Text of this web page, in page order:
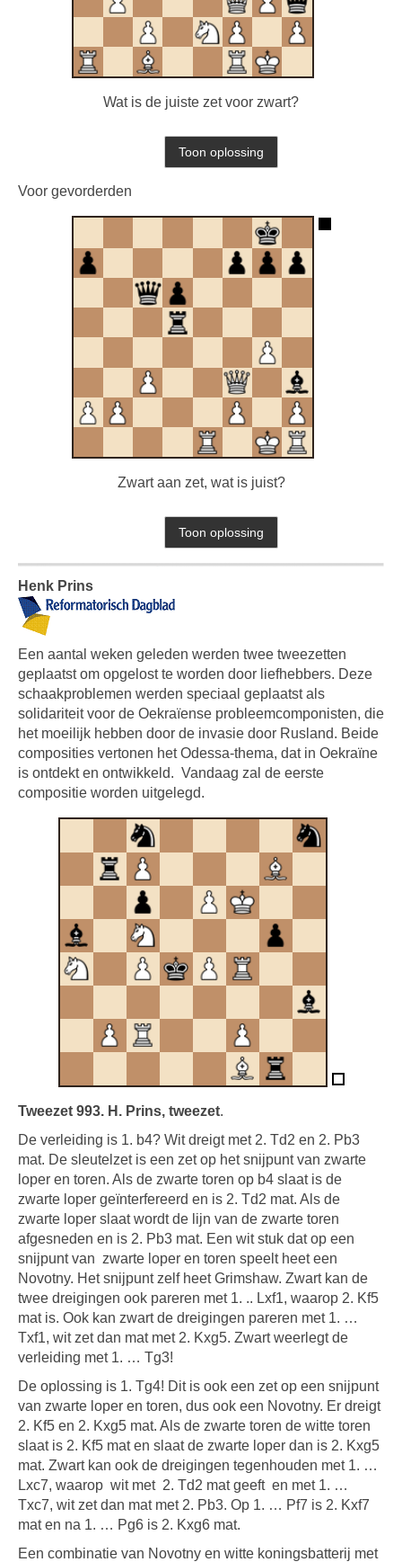
Wat is de juiste zet voor zwart?
Voor gevorderden
Zwart aan zet, wat is juist?
Henk Prins
Een aantal weken geleden werden twee tweezetten
geplaatst om opgelost te worden door liefhebbers. Deze
schaakproblemen werden speciaal geplaatst als
solidariteit voor de Oekraïense probleemcomponisten, die
het moeilijk hebben door de invasie door Rusland. Beide
composities vertonen het Odessa-thema, dat in Oekraïne
is ontdekt en ontwikkeld. Vandaag zal de eerste
compositie worden uitgelegd.
Tweezet 993. H. Prins, tweezet.
De verleiding is 1. b4? Wit dreigt met 2. Td2 en 2. Pb3
mat. De sleutelzet is een zet op het snijpunt van zwarte
loper en toren. Als de zwarte toren op b4 slaat is de
zwarte loper geïnterfereerd en is 2. Td2 mat. Als de
zwarte loper slaat wordt de lijn van de zwarte toren
afgesneden en is 2. Pb3 mat. Een wit stuk dat op een
snijpunt van zwarte loper en toren speelt heet een
Novotny. Het snijpunt zelf heet Grimshaw. Zwart kan de
twee dreigingen ook pareren met 1. .. Lxf1, waarop 2. Kf5
mat is. Ook kan zwart de dreigingen pareren met 1. …
Txf1, wit zet dan mat met 2. Kxg5. Zwart weerlegt de
verleiding met 1. … Tg3!
De oplossing is 1. Tg4! Dit is ook een zet op een snijpunt
van zwarte loper en toren, dus ook een Novotny. Er dreigt
2. Kf5 en 2. Kxg5 mat. Als de zwarte toren de witte toren
slaat is 2. Kf5 mat en slaat de zwarte loper dan is 2. Kxg5
mat. Zwart kan ook de dreigingen tegenhouden met 1. …
Lxc7, waarop wit met 2. Td2 mat geeft en met 1. …
Txc7, wit zet dan mat met 2. Pb3. Op 1. … Pf7 is 2. Kxf7
mat en na 1. … Pg6 is 2. Kxg6 mat.
Een combinatie van Novotny en witte koningsbatterij met